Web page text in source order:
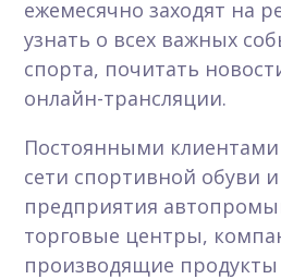
ежемесячно заходят на
узнать о всех важных
спорта, почитать
онлайн-трансляции.
Постоянными клиентами
сети спортивной обуви
предприятия
торговые центры,
производящие